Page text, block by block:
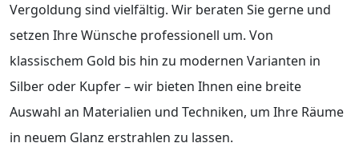
Vergoldung sind vielfältig. Wir beraten Sie gerne und
setzen Ihre Wünsche professionell um. Von
klassischem Gold bis hin zu modernen Varianten in
Silber oder Kupfer – wir bieten Ihnen eine breite
Auswahl an Materialien und Techniken, um Ihre Räume
in neuem Glanz erstrahlen zu lassen.